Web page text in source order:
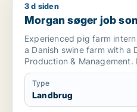
Morgan søger job som
3 d siden
Morgan søger job
Experienced pig farm
a Danish swine farm with a
Production &
farrowing, breeding,
internship ends in late
looking for a full-time
position. Fluent in English,
Type
Landbrug